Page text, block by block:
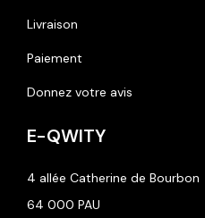
Livraison
Paiement
Donnez votre avis
E-QWITY
4 allée Catherine de Bourbon
64 000 PAU